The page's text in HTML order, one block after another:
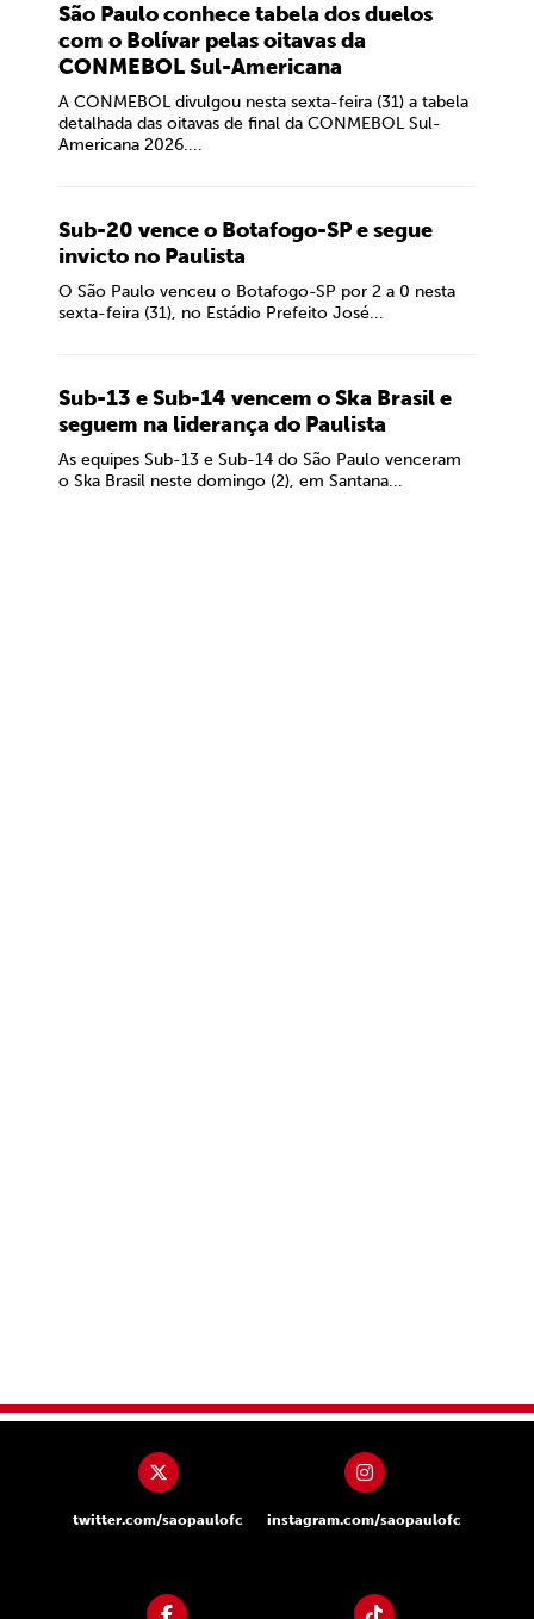
São Paulo conhece tabela dos duelos
com o Bolívar pelas oitavas da
CONMEBOL Sul-Americana
A CONMEBOL divulgou nesta sexta-feira (31) a tabela
detalhada das oitavas de final da CONMEBOL Sul-
Americana 2026....
Sub-20 vence o Botafogo-SP e segue
invicto no Paulista
O São Paulo venceu o Botafogo-SP por 2 a 0 nesta
sexta-feira (31), no Estádio Prefeito José...
Sub-13 e Sub-14 vencem o Ska Brasil e
seguem na liderança do Paulista
As equipes Sub-13 e Sub-14 do São Paulo venceram
o Ska Brasil neste domingo (2), em Santana...
twitter.com/saopaulofc instagram.com/saopaulofc